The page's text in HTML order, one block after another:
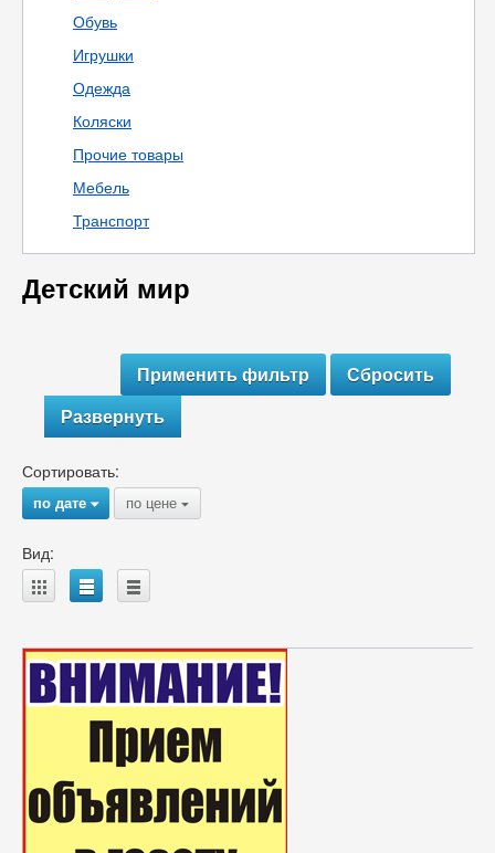
Обувь
Игрушки
Одежда
Коляски
Прочие товары
Мебель
Транспорт
Детский мир
Развернуть
Сортировать:
по дате{ по цене {
Вид:
A B C